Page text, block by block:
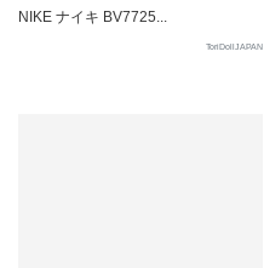
NIKE ナイキ BV7725...
ToriDollJAPAN